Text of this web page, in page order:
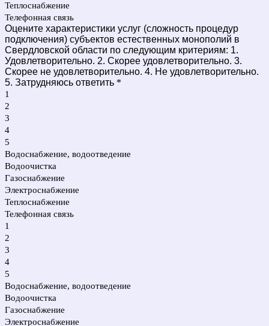
Теплоснабжение
Телефонная связь
Оцените характеристики услуг (сложность процедур
подключения) субъектов естественных монополий в
Свердловской области по следующим критериям: 1.
Удовлетворительно. 2. Скорее удовлетворительно. 3.
Скорее не удовлетворительно. 4. Не удовлетворительно.
5. Затрудняюсь ответить *
1
2
3
4
5
Водоснабжение, водоотведение
Водоочистка
Газоснабжение
Электроснабжение
Теплоснабжение
Телефонная связь
1
2
3
4
5
Водоснабжение, водоотведение
Водоочистка
Газоснабжение
Электроснабжение